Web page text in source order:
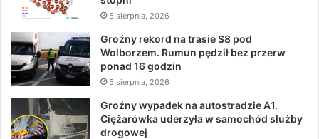
5 sierpnia, 2026
Groźny rekord na trasie S8 pod
Wolborzem. Rumun pędził bez przerw
ponad 16 godzin
5 sierpnia, 2026
Groźny wypadek na autostradzie A1.
Ciężarówka uderzyła w samochód służby
drogowej